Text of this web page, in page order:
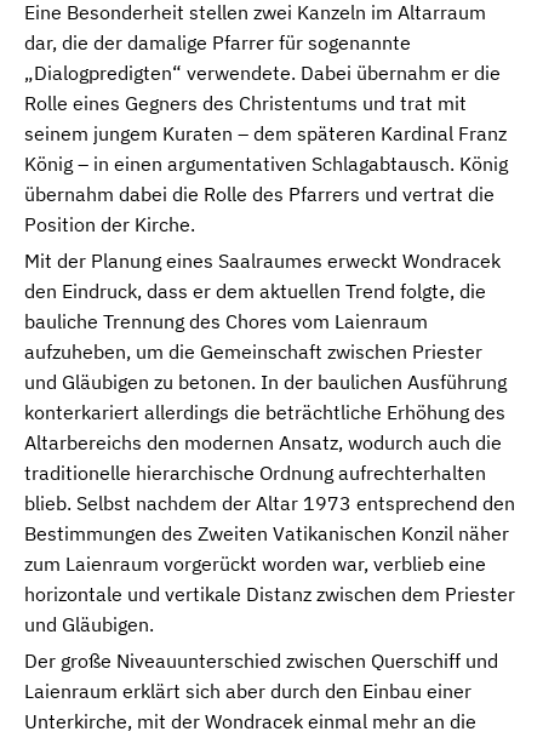
Eine Besonderheit stellen zwei Kanzeln im Altarraum
dar, die der damalige Pfarrer für sogenannte
„Dialogpredigten“ verwendete. Dabei übernahm er die
Rolle eines Gegners des Christentums und trat mit
seinem jungem Kuraten – dem späteren Kardinal Franz
König – in einen argumentativen Schlagabtausch. König
übernahm dabei die Rolle des Pfarrers und vertrat die
Position der Kirche.
Mit der Planung eines Saalraumes erweckt Wondracek
den Eindruck, dass er dem aktuellen Trend folgte, die
bauliche Trennung des Chores vom Laienraum
aufzuheben, um die Gemeinschaft zwischen Priester
und Gläubigen zu betonen. In der baulichen Ausführung
konterkariert allerdings die beträchtliche Erhöhung des
Altarbereichs den modernen Ansatz, wodurch auch die
traditionelle hierarchische Ordnung aufrechterhalten
blieb. Selbst nachdem der Altar 1973 entsprechend den
Bestimmungen des Zweiten Vatikanischen Konzil näher
zum Laienraum vorgerückt worden war, verblieb eine
horizontale und vertikale Distanz zwischen dem Priester
und Gläubigen.
Der große Niveauunterschied zwischen Querschiff und
Laienraum erklärt sich aber durch den Einbau einer
Unterkirche, mit der Wondracek einmal mehr an die